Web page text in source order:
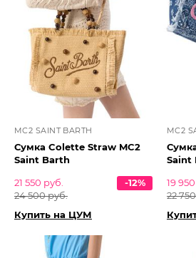
MC2 SAINT BARTH
Сумка Colette Straw MC2
Saint Barth
21 550 руб.
24 500 руб.
-12%
Купить на ЦУМ
MC2
Saint
19
22